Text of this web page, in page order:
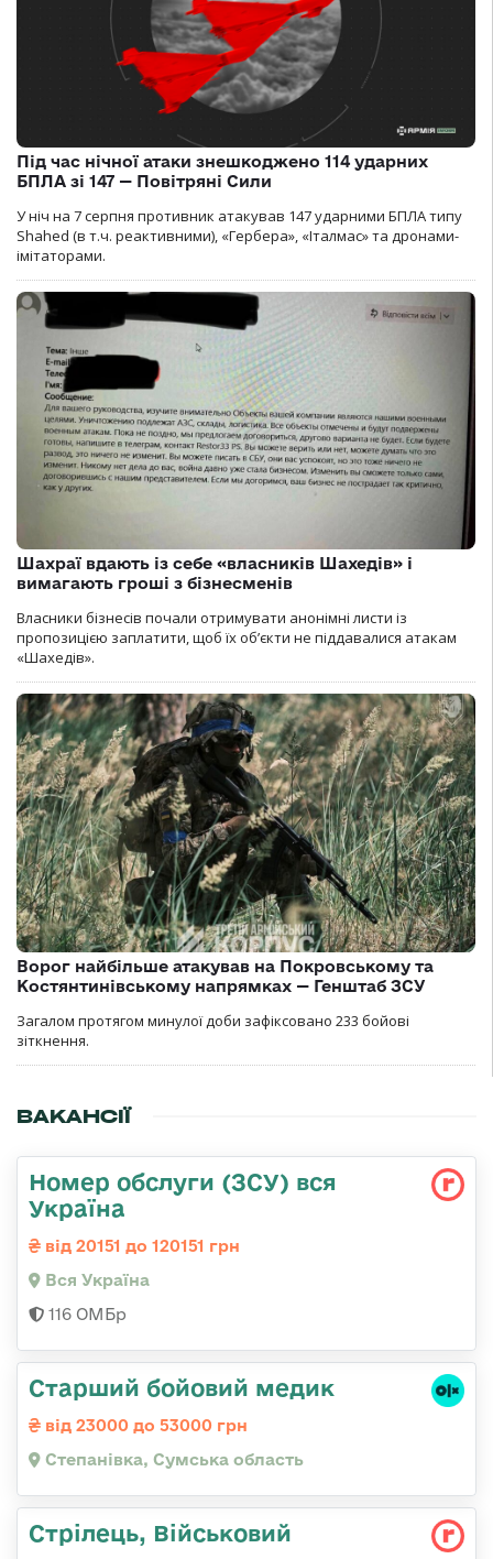
Під час нічної атаки знешкоджено 114 ударних
БПЛА зі 147 — Повітряні Сили
У ніч на 7 серпня противник атакував 147 ударними БПЛА типу
Shahed (в т.ч. реактивними), «Гербера», «Італмас» та дронами-
імітаторами.
Шахраї вдають із себе «власників Шахедів» і
вимагають гроші з бізнесменів
Власники бізнесів почали отримувати анонімні листи із
пропозицією заплатити, щоб їх об’єкти не піддавалися атакам
«Шахедів».
Ворог найбільше атакував на Покровському та
Костянтинівському напрямках — Генштаб ЗСУ
Загалом протягом минулої доби зафіксовано 233 бойові
зіткнення.
ВАКАНСІЇ
Номер обслуги (ЗСУ) вся
Україна
від 20151 до 120151 грн
Вся Україна
116 ОМБр
Старший бойовий медик
від 23000 до 53000 грн
Степанівка, Сумська область
Стрілець, Військовий